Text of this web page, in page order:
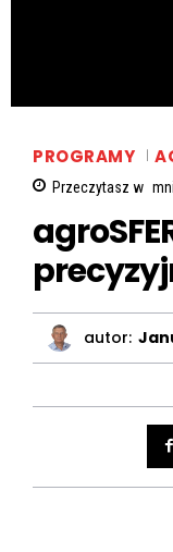
PROGRAMY
Przeczytasz w
autor: